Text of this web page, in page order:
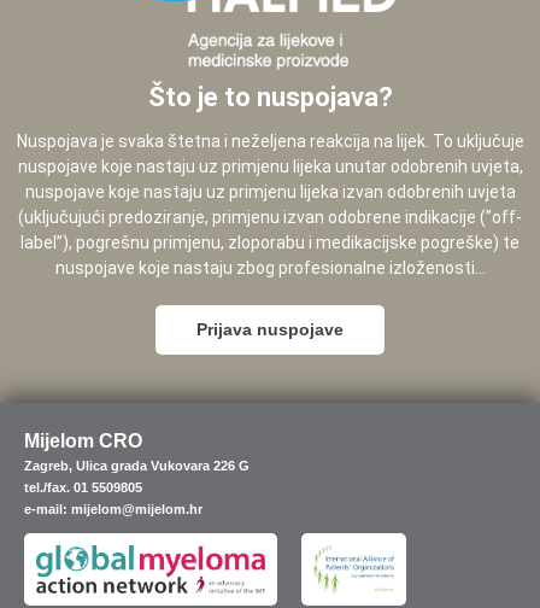
Što je to nuspojava?
Nuspojava je svaka štetna i neželjena reakcija na lijek. To uključuje
nuspojave koje nastaju uz primjenu lijeka unutar odobrenih uvjeta,
nuspojave koje nastaju uz primjenu lijeka izvan odobrenih uvjeta
(uključujući predoziranje, primjenu izvan odobrene indikacije (”off-
label”), pogrešnu primjenu, zloporabu i medikacijske pogreške) te
nuspojave koje nastaju zbog profesionalne izloženosti...
Prijava nuspojave
Mijelom CRO
Zagreb, Ulica grada Vukovara 226 G
tel./fax. 01 5509805
e-mail: mijelom@mijelom.hr